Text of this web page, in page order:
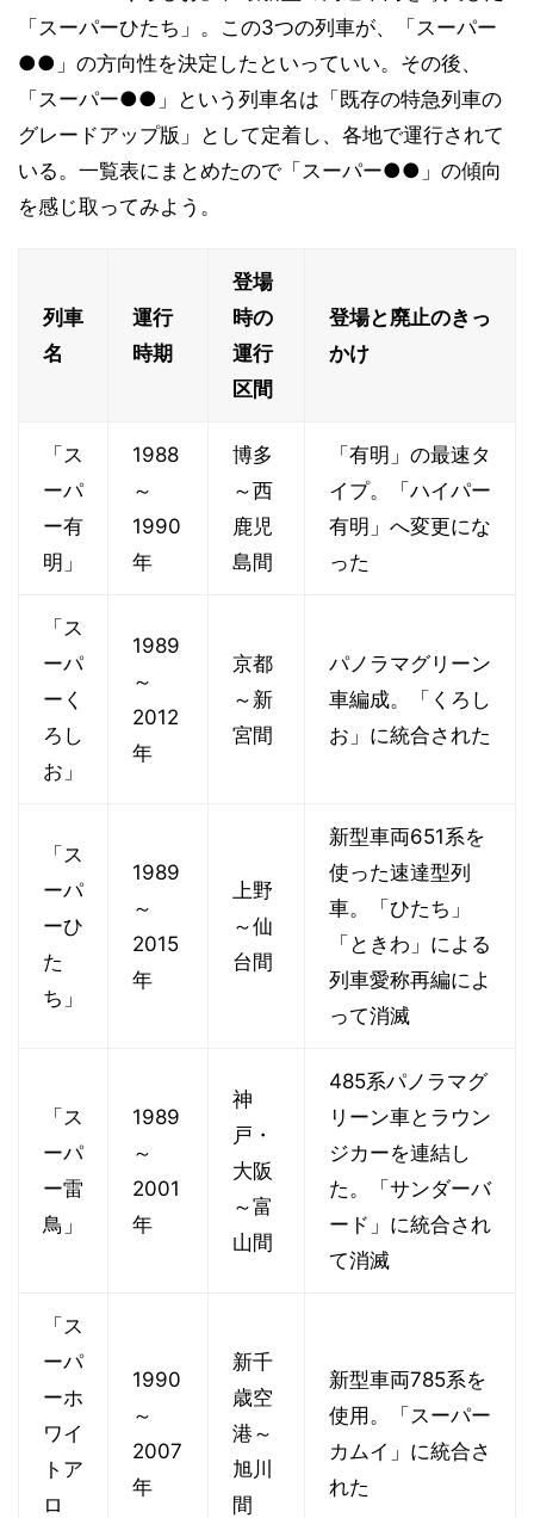
「スーパーひたち」。この3つの列車が、「スーパー
●●」の方向性を決定したといっていい。その後、
「スーパー●●」という列車名は「既存の特急列車の
グレードアップ版」として定着し、各地で運行されて
いる。一覧表にまとめたので「スーパー●●」の傾向
を感じ取ってみよう。
列車
名
運行
時期
登場
時の
運行
区間
登場と廃止のきっ
かけ
「ス
ーパ
ー有
明」
1988
～
1990
年
博多
～西
鹿児
島間
「有明」の最速タ
イプ。「ハイパー
有明」へ変更にな
った
「ス
ーパ
ーく
ろし
お」
1989
～
2012
年
京都
～新
宮間
パノラマグリーン
車編成。「くろし
お」に統合された
「ス
ーパ
ーひ
た
ち」
1989
～
2015
年
上野
～仙
台間
新型車両651系を
使った速達型列
車。「ひたち」
「ときわ」による
列車愛称再編によ
って消滅
「ス
ーパ
ー雷
鳥」
1989
～
2001
年
神
戸・
大阪
～富
山間
485系パノラマグ
リーン車とラウン
ジカーを連結し
た。「サンダーバ
ード」に統合され
て消滅
「ス
ーパ
ーホ
ワイ
トア
ロ
1990
～
2007
年
新千
歳空
港～
旭川
間
新型車両785系を
使用。「スーパー
カムイ」に統合さ
れた